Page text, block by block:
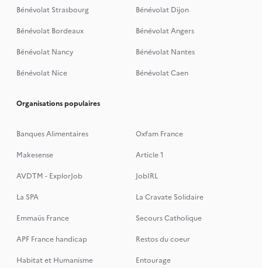
Bénévolat Strasbourg
Bénévolat Dijon
Bénévolat Bordeaux
Bénévolat Angers
Bénévolat Nancy
Bénévolat Nantes
Bénévolat Nice
Bénévolat Caen
Organisations populaires
Banques Alimentaires
Oxfam France
Makesense
Article 1
AVDTM - ExplorJob
JobIRL
La SPA
La Cravate Solidaire
Emmaüs France
Secours Catholique
APF France handicap
Restos du coeur
Habitat et Humanisme
Entourage